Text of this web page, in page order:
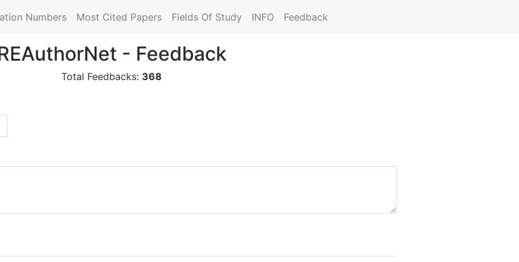
Numbers Most Cited Papers Fields Of Study INFO Feedback
- Feedback
Total Feedbacks: 368